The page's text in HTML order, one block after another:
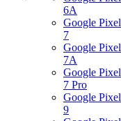
6A
Google Pixel
7
Google Pixel
7А
Google Pixel
7 Pro
Google Pixel
9